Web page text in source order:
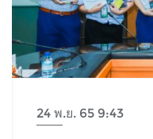
24 พ.ย. 65 9:43